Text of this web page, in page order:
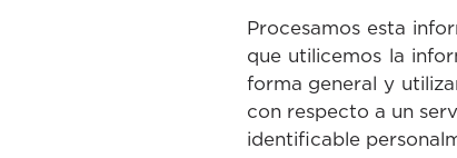
Procesamos esta
que utilicemos la
forma general y
con respecto a un
identificable